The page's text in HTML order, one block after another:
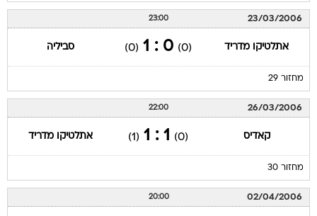
23/03/2006
23:00
אתלטיקו מדריד (0)
0 : 1
(0) סביליה
מחזור 29
26/03/2006
22:00
קאדיס (0)
1 : 1
(1) אתלטיקו מדריד
מחזור 30
02/04/2006
20:00